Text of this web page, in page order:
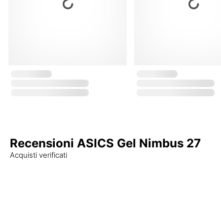
Recensioni ASICS Gel Nimbus 27
Acquisti verificati